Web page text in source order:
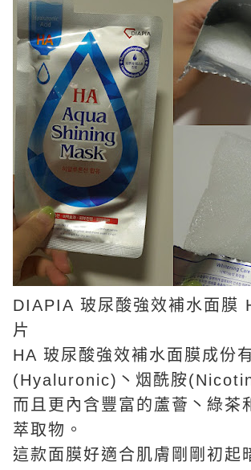
DIAPIA 玻尿酸強效補水面膜
片
HA 玻尿酸強效補水面膜成份
(Hyaluronic)丶烟酰胺
而且更內含豐富的蘆薈丶綠茶
萃取物。
這款面膜好適合肌膚剛剛初起